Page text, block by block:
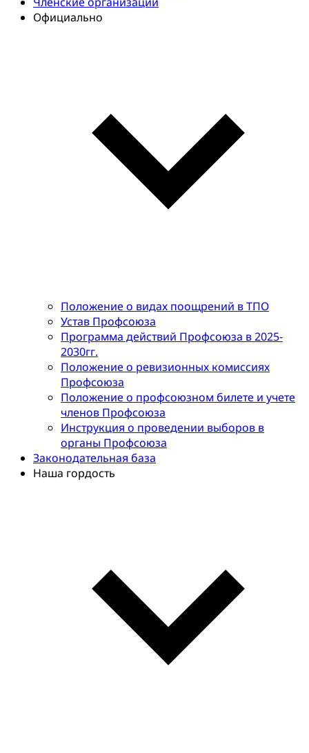
Официально
Положение о видах поощрений в ТПО
Устав Профсоюза
Программа действий Профсоюза в 2025-
2030гг.
Положение о ревизионных комиссиях
Профсоюза
Положение о профсоюзном билете и учете
членов Профсоюза
Инструкция о проведении выборов в
органы Профсоюза
Законодательная база
Наша гордость